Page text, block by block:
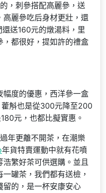
，刺參搭配高麗參，送
麗參吃后身材更壯，還
送160元的燉湯料，里
，都很好，提如許的禮盒
度的優惠，西洋參一盒
斛也是從300元降至200
元，也都比擬實惠。
年更離不開茶，在潮樂
年貨特賣運動中就有花噴
繁好茶可供選購。並且
罐茶，我們都有送檢，
留的，是一杯安康安心